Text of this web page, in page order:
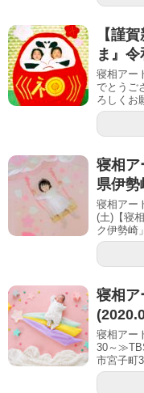
【謹
ま』
寝相アー
でとうご
ろしくお
寝相ア
県伊勢
寝相アー
(土)【寝
ク伊勢崎
寝相ア
寝相アー
30～
市宮子町